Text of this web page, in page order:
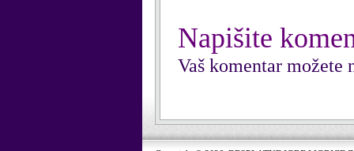
Napišite
Vaš komentar možete